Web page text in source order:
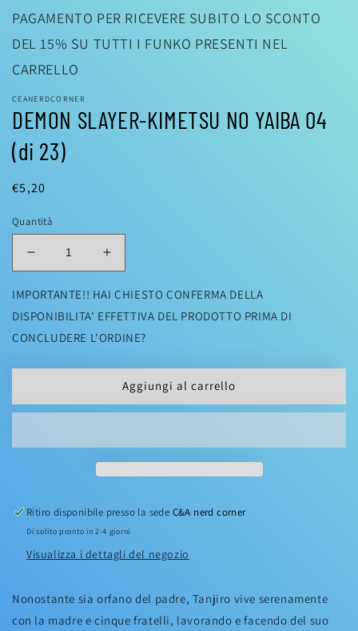
finestra
modale
PAGAMENTO PER RICEVERE SUBITO LO SCONTO
DEL 15% SU TUTTI I FUNKO PRESENTI NEL
CARRELLO
CEANERDCORNER
DEMON SLAYER-KIMETSU NO YAIBA 04
(di 23)
Prezzo
listino
€5,20
Quantità
Diminuisci
quantità
per
DEMON
KIMETSU
(di
Aumenta
quantità
per
DEMON
KIMETSU
(di
IMPORTANTE!! HAI CHIESTO CONFERMA DELLA
DISPONIBILITA' EFFETTIVA DEL PRODOTTO PRIMA DI
CONCLUDERE L'ORDINE?
Aggiungi al carrello
Ritiro disponibile presso la sede C&A nerd corner
Di solito pronto in 2-4 giorni
Visualizza i dettagli del negozio
Nonostante sia orfano del padre, Tanjiro vive serenamente
con la madre e cinque fratelli, lavorando e facendo del suo